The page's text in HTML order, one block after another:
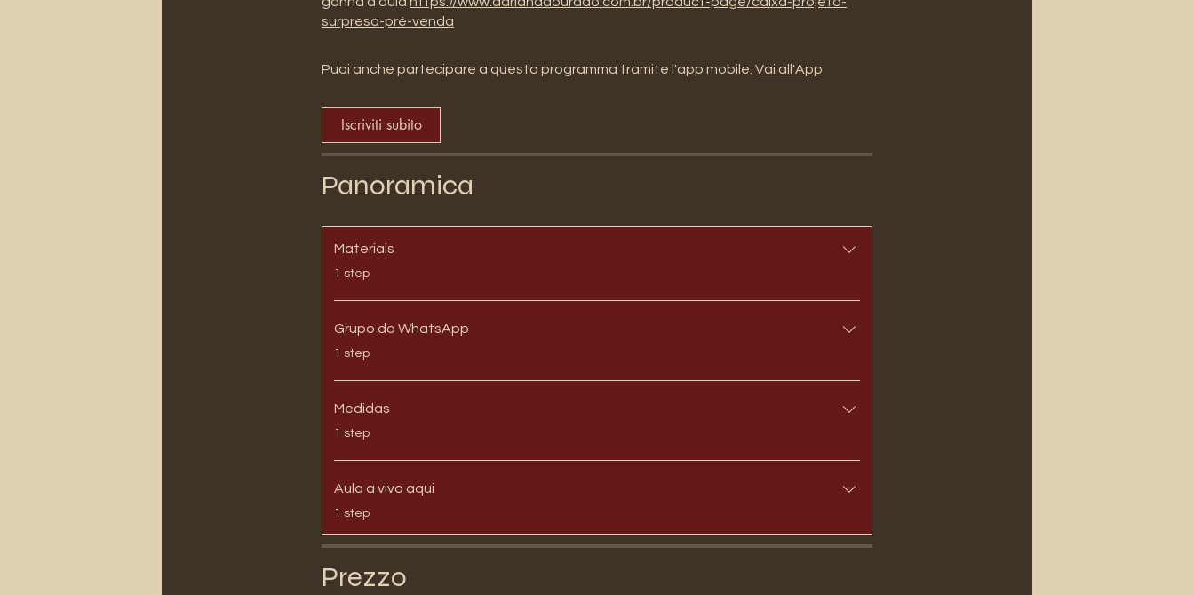
surpresa-pré-venda
Puoi anche partecipare a questo programma tramite l'app mobile. Vai all'App
Iscriviti subito
Panoramica
Materiais
.1 step
Grupo do WhatsApp
.1 step
Medidas
.1 step
Aula a vivo aqui
.1 step
Prezzo